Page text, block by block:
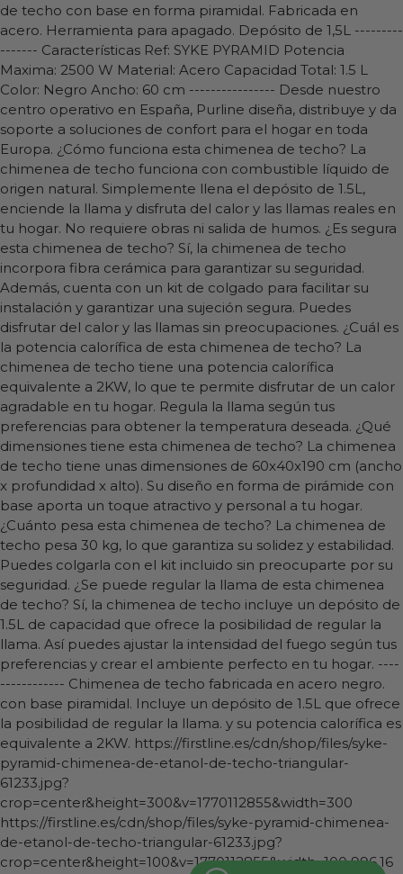
de techo con base en forma piramidal. Fabricada en
acero. Herramienta para apagado. Depósito de 1,5L ---------
------- Características Ref: SYKE PYRAMID Potencia
Maxima: 2500 W Material: Acero Capacidad Total: 1.5 L
Color: Negro Ancho: 60 cm ---------------- Desde nuestro
centro operativo en España, Purline diseña, distribuye y da
soporte a soluciones de confort para el hogar en toda
Europa. ¿Cómo funciona esta chimenea de techo? La
chimenea de techo funciona con combustible líquido de
origen natural. Simplemente llena el depósito de 1.5L,
enciende la llama y disfruta del calor y las llamas reales en
tu hogar. No requiere obras ni salida de humos. ¿Es segura
esta chimenea de techo? Sí, la chimenea de techo
incorpora fibra cerámica para garantizar su seguridad.
Además, cuenta con un kit de colgado para facilitar su
instalación y garantizar una sujeción segura. Puedes
disfrutar del calor y las llamas sin preocupaciones. ¿Cuál es
la potencia calorífica de esta chimenea de techo? La
chimenea de techo tiene una potencia calorífica
equivalente a 2KW, lo que te permite disfrutar de un calor
agradable en tu hogar. Regula la llama según tus
preferencias para obtener la temperatura deseada. ¿Qué
dimensiones tiene esta chimenea de techo? La chimenea
de techo tiene unas dimensiones de 60x40x190 cm (ancho
x profundidad x alto). Su diseño en forma de pirámide con
base aporta un toque atractivo y personal a tu hogar.
¿Cuánto pesa esta chimenea de techo? La chimenea de
techo pesa 30 kg, lo que garantiza su solidez y estabilidad.
Puedes colgarla con el kit incluido sin preocuparte por su
seguridad. ¿Se puede regular la llama de esta chimenea
de techo? Sí, la chimenea de techo incluye un depósito de
1.5L de capacidad que ofrece la posibilidad de regular la
llama. Así puedes ajustar la intensidad del fuego según tus
preferencias y crear el ambiente perfecto en tu hogar. ----
------------ Chimenea de techo fabricada en acero negro.
con base piramidal. Incluye un depósito de 1.5L que ofrece
la posibilidad de regular la llama. y su potencia calorífica es
equivalente a 2KW. https://firstline.es/cdn/shop/files/syke-
pyramid-chimenea-de-etanol-de-techo-triangular-
61233.jpg?
crop=center&height=300&v=1770112855&width=300
https://firstline.es/cdn/shop/files/syke-pyramid-chimenea-
de-etanol-de-techo-triangular-61233.jpg?
crop=center&height=100&v=1770112855&width=100 996.16